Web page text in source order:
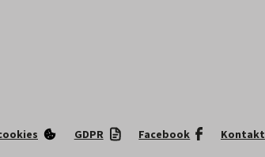
GDPR Facebook Kontakt